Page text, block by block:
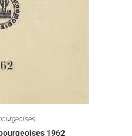
1962